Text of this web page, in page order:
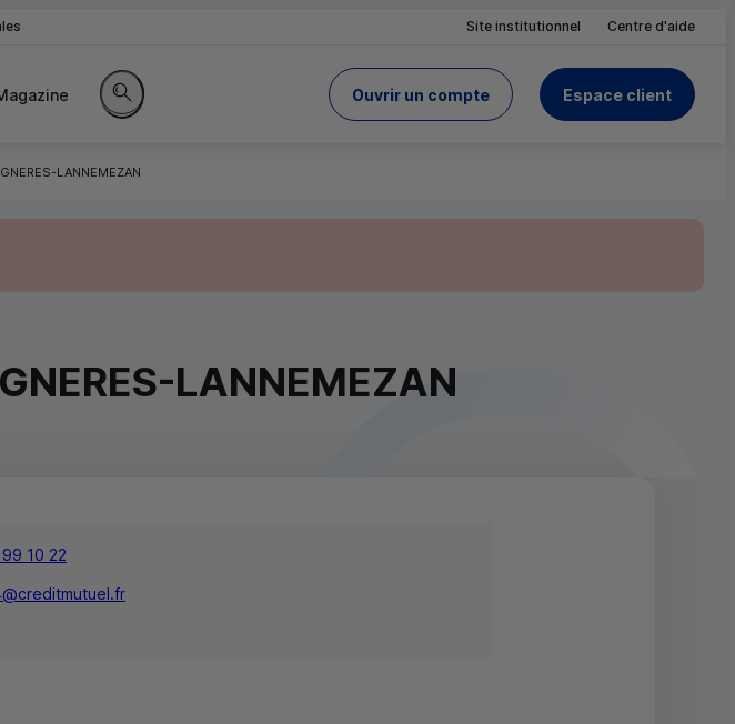
Site institutionnel Centre d'aide
Rechercher sur le site
Ouvrir un compte
du Crédit Mutuel Espace client
LANNEMEZAN
LANNEMEZAN
10 22